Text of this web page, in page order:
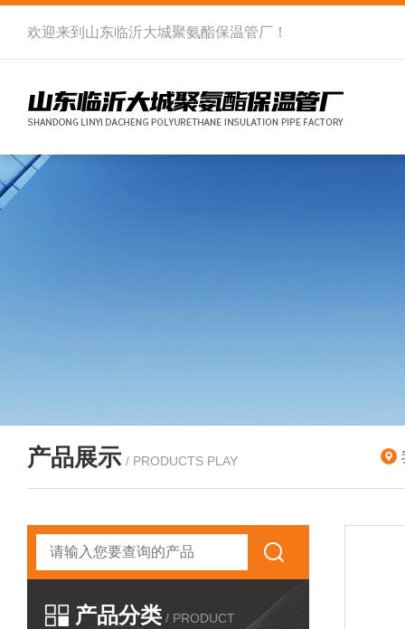
欢迎来到 山东临沂大城聚氨酯保温管厂 ！
产品展示 / PRODUCTS PLAY
产品分类 / PRODUCT